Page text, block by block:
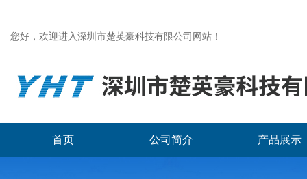
您好，欢迎进入深圳市楚英豪科技有限公司网站！
首页 公司简介 产品展示